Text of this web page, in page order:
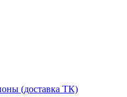
(доставка ТК)